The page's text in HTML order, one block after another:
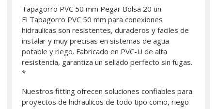
Tapagorro PVC 50 mm Pegar Bolsa 20 un
El Tapagorro PVC 50 mm para conexiones
hidraulicas son resistentes, duraderos y faciles de
instalar y muy precisas en sistemas de agua
potable y riego. Fabricado en PVC-U de alta
resistencia, garantiza un sellado perfecto sin fugas.
*
Nuestros fitting ofrecen soluciones confiables para
proyectos de hidraulicos de todo tipo como, riego